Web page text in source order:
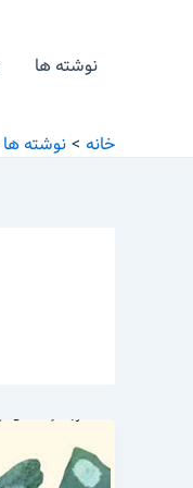
نوشته ها
خانه نوشته ها